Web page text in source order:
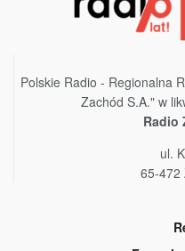
Polskie Radio - Regionalna
Zachód S.A." w
Radio
ul.
65-472